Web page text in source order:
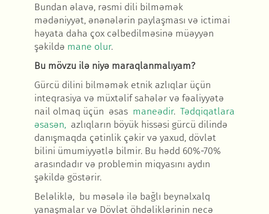
Bundan əlavə, rəsmi dili bilməmək
mədəniyyət, ənənələrin paylaşması və ictimai
həyata daha çox cəlbedilməsinə müəyyən
şəkildə mane olur.
Bu mövzu ilə niyə maraqlanmalıyam?
Gürcü dilini bilməmək etnik azlıqlar üçün
inteqrasiya və müxtəlif sahələr və fəaliyyətə
nail olmaq üçün əsas maneədir. Tədqiqatlara
əsasən,azlıqların böyük hissəsi gürcü dilində
danışmaqda çətinlik çəkir və yaxud, dövlət
bilini ümumiyyətlə bilmir. Bu hədd 60%-70%
arasındadır və problemin miqyasını aydın
şəkildə göstərir.
Beləliklə, bu məsələ ilə bağlı beynəlxalq
yanaşmalar və Dövlət öhdəliklərinin necə